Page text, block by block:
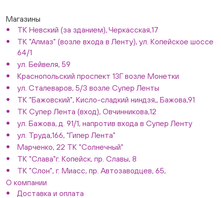
Магазины
ТК Невский (за зданием), Черкасская,17
ТК "Алмаз" (возле входа в Ленту), ул. Копейское шоссе
64/1
ул. Бейвеля, 59
Краснопольский проспект 13Г возле Монетки
ул. Сталеваров, 5/3 возле Супер Ленты
ТК "Бажовский", Кисло-сладкий ниндзя,, Бажова,91
ТК Супер Лента (вход), Овчинникова,12
ул. Бажова, д. 91/1, напротив входа в Супер Ленту
ул. Труда,166, "Гипер Лента"
Марченко, 22 ТК "Солнечный"
ТК "Слава"г. Копейск, пр. Славы, 8
ТК "Слон", г. Миасс, пр. Автозаводцев, 65,
О компании
Доставка и оплата